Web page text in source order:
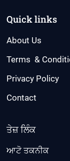
Quick links
About Us
Terms &
Privacy Policy
Contact
ਤੇਜ਼ ਲਿੰਕ
ਆਟੋ ਤਕਨੀਕ